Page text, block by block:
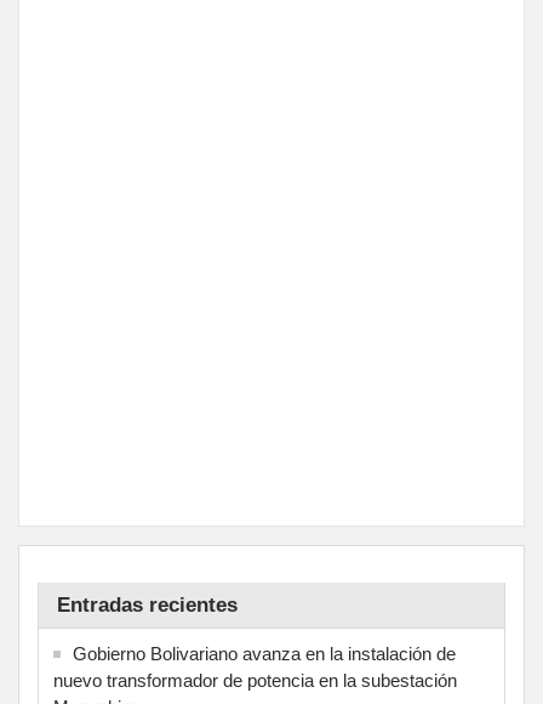
Entradas recientes
Gobierno Bolivariano avanza en la instalación de
nuevo transformador de potencia en la subestación